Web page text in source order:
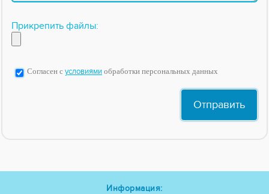
Прикрепить файлы:
Согласен с условиями обработки персональных данных
Информация: